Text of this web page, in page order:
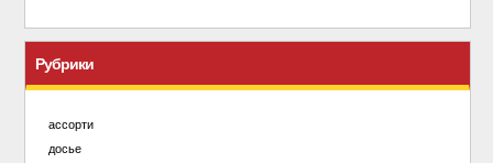
Рубрики
ассорти
досье